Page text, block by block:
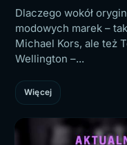
Dlaczego wokół
modowych marek –
Michael Kors, ale też
Wellington –...
Więcej